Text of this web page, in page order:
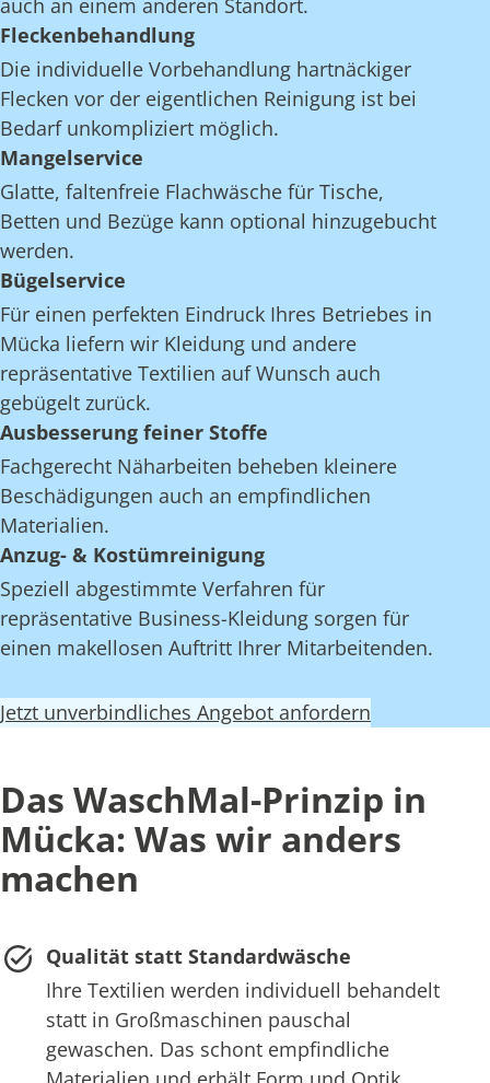
auch an einem anderen Standort.
Fleckenbehandlung
Die individuelle Vorbehandlung hartnäckiger
Flecken vor der eigentlichen Reinigung ist bei
Bedarf unkompliziert möglich.
Mangelservice
Glatte, faltenfreie Flachwäsche für Tische,
Betten und Bezüge kann optional hinzugebucht
werden.
Bügelservice
Für einen perfekten Eindruck Ihres Betriebes in
Mücka liefern wir Kleidung und andere
repräsentative Textilien auf Wunsch auch
gebügelt zurück.
Ausbesserung feiner Stoffe
Fachgerecht Näharbeiten beheben kleinere
Beschädigungen auch an empfindlichen
Materialien.
Anzug- & Kostümreinigung
Speziell abgestimmte Verfahren für
repräsentative Business-Kleidung sorgen für
einen makellosen Auftritt Ihrer Mitarbeitenden.
Jetzt unverbindliches Angebot anfordern
Das WaschMal-Prinzip in
Mücka: Was wir anders
machen
Qualität statt Standardwäsche
Ihre Textilien werden individuell behandelt
statt in Großmaschinen pauschal
gewaschen. Das schont empfindliche